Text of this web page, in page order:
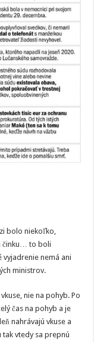
bolo niekoľko,
činku… to boli
vyjadrenie nemá ani
ministrov.
nie na pohyb. Po
čas na pohyb a je
nahrávajú vkuse a
tak vtedy sa prepnú